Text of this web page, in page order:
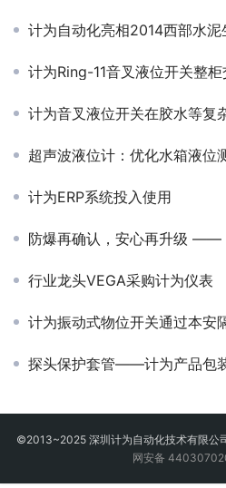
计为自动化亮相2014西部水泥生产技
计为Ring-11音叉液位开关整
计为音叉液位开关在胶水等复
超声波液位计：优化水箱液位
计为ERP系统投入使用
防爆再确认，安心再升级 —— Tube-11
行业龙头VEGA采购计为仪表
计为振动式物位开关通过本安
探头保护套管——计为产品包
©2013~2025 深圳计为自动化技术有限公
网安备